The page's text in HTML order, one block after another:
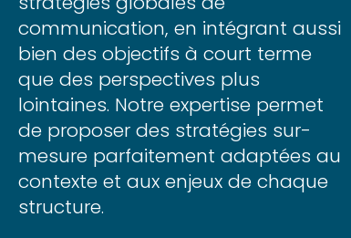
communication, en intégrant aussi
bien des objectifs à court terme
que des perspectives plus
lointaines. Notre expertise permet
de proposer des stratégies sur-
mesure parfaitement adaptées au
contexte et aux enjeux de chaque
structure.